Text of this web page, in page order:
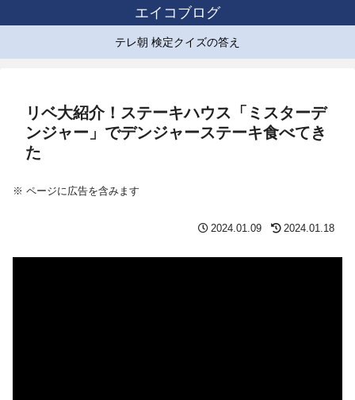
エイコブログ
テレ朝 検定クイズの答え
リベ大紹介！ステーキハウス「ミスターデ
ンジャー」でデンジャーステーキ食べてき
た
※ ページに広告を含みます
2024.01.09 2024.01.18